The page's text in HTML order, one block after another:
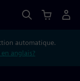
automatique.
anglais?